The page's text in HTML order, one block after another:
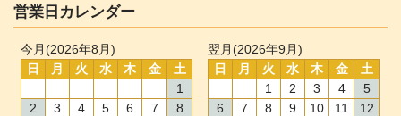
営業日カレンダー
今月(2026年8月)
日
月 火 水 木 金
土
1
2
3 4 5 6 7
8
翌月(2026年9月)
日
月 火 水 木 金
土
1
2 3 4
5
6
7 8 9 10 11
12